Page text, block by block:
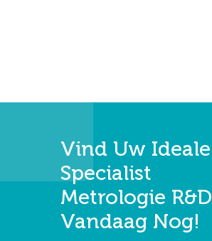
Vind Uw Ideale
Specialist
Metrologie R&D
Vandaag Nog!